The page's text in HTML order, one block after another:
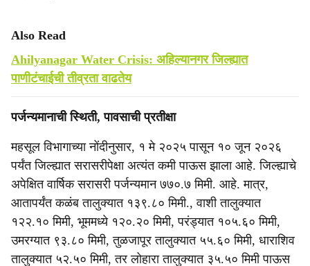
Also Read
Ahilyanagar Water Crisis: अहिल्यानगर जिल्ह्यात
पाणीटंचाईची तीव्रता वाढतेय
पर्जन्यमानाची स्थिती, पावसाची प्रतीक्षा
महसूल विभागाच्या नोंदीनुसार, १ मे २०२५ पासून १० जून २०२६
पर्यंत जिल्ह्यात सरासरीपेक्षा अत्यंत कमी पाऊस झाला आहे. जिल्ह्याचे
अपेक्षित वार्षिक सरासरी पर्जन्यमान ७७०.७ मिमी. आहे. मात्र,
आतापर्यंत कळंब तालुक्यात १३९.८० मिमी., वाशी तालुक्यात
१२२.१० मिमी, भूममध्ये १२०.२० मिमी, परंड्यात १०५.६० मिमी,
उमरग्यात ९३.८० मिमी, तुळजापूर तालुक्यात ५५.६० मिमी, धाराशिव
तालुक्यात ५२.५० मिमी, तर लोहारा तालुक्यात ३५.५० मिमी पाऊस